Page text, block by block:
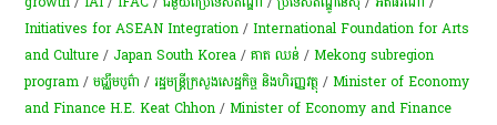
Initiatives for ASEAN Integration /International Foundation for Arts
and Culture /Japan South Korea /គាត ឈន់ /Mekong subregion
program /ម​ជ្ឈឹ​ម​បូព៌ា /រដ្ឋមន្ត្រីក្រសួងសេដ្ឋកិច្ច និងហិរញ្ញវត្ថុ /Minister of Economy
and Finance H.E. Keat Chhon /Minister of Economy and Finance